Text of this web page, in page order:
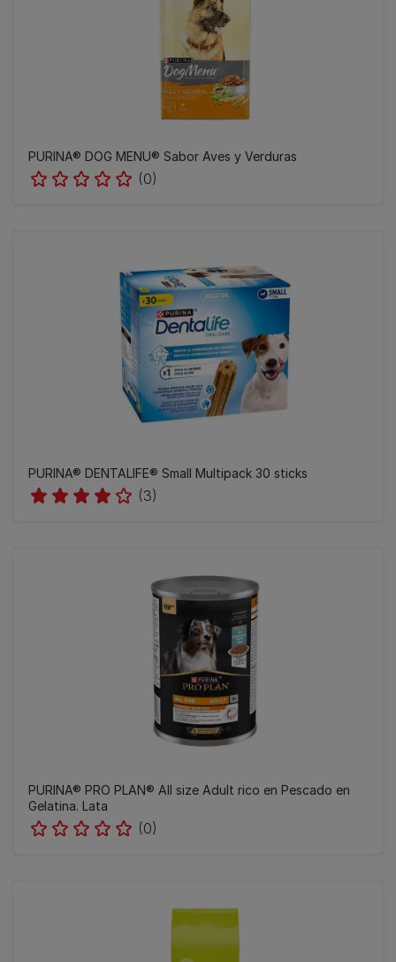
PURINA® DOG MENU® Sabor Aves y Verduras
(0)
PURINA® DENTALIFE® Small Multipack 30 sticks
(3)
PURINA® PRO PLAN® All size Adult rico en Pescado en
Gelatina. Lata
(0)